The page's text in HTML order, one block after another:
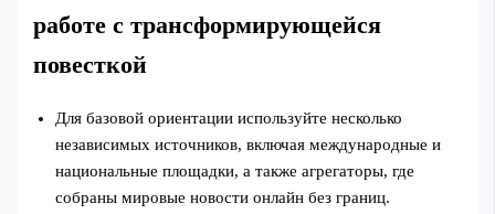
работе с трансформирующейся
повесткой
Для базовой ориентации используйте несколько
независимых источников, включая международные и
национальные площадки, а также агрегаторы, где
собраны мировые новости онлайн без границ.